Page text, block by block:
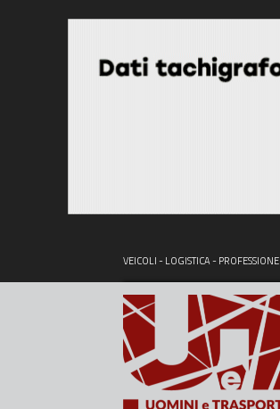
VEICOLI - LOGISTICA - PROFESSIONE